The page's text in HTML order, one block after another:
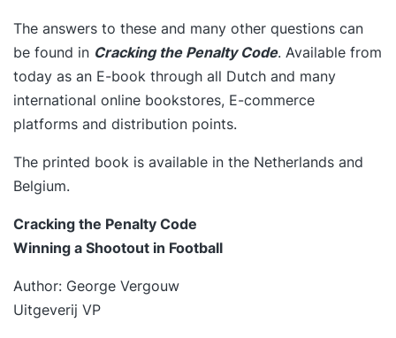
The answers to these and many other questions can
be found in Cracking the Penalty Code. Available from
today as an E-book through all Dutch and many
international online bookstores, E-commerce
platforms and distribution points.
The printed book is available in the Netherlands and
Belgium.
Cracking the Penalty Code
Winning a Shootout in Football
Author: George Vergouw
Uitgeverij VP